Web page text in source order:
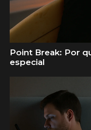
Point Break: Por
especial